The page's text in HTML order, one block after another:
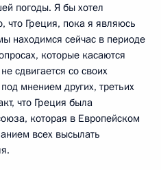
погоды. Я бы хотел
что Греция, пока я являюсь
находимся сейчас в периоде
которые касаются
сдвигается со своих
мнением других, третьих
что Греция была
которая в Европейском
всех высылать